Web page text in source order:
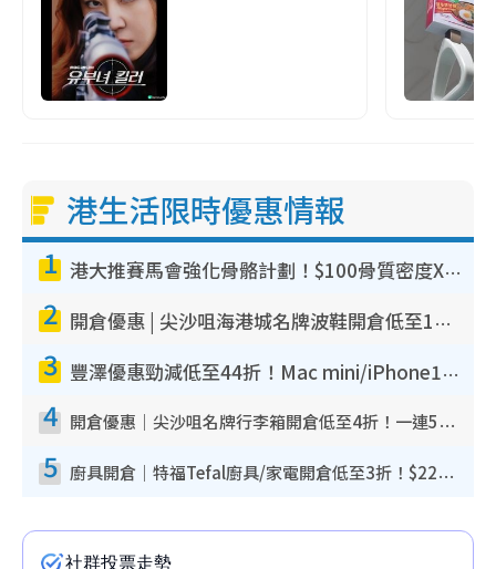
港生活限時優惠情報
1 港大推賽馬會強化骨骼計劃！$100骨質密度X光檢查 完成免費運動訓練送超市禮券！附參加資格
2 開倉優惠 | 尖沙咀海港城名牌波鞋開倉低至1折！On鞋$899起／Joy&Peace鞋履$98起
3 豐澤優惠勁減低至44折！Mac mini/iPhone17Pro大減價！廚房家電$220起
4 開倉優惠｜尖沙咀名牌行李箱開倉低至4折！一連5日 American Tourister/ace./Hallmark $200起！
5 廚具開倉｜特福Tefal廚具/家電開倉低至3折！$220起買平底鍋/炒鑊/湯煲！電飯煲/吸塵機/燙斗$418起